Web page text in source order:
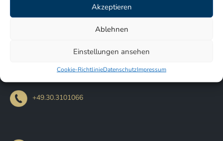
Akzeptieren
Ablehnen
Einstellungen ansehen
Cookie-RichtlinieDatenschutzImpressum
eingesehen werden.
Friedrich Schmidt-Bleek ist Mitglied in der
Kassenärztlichen Vereinigung Berlin.
+49.30.3101066